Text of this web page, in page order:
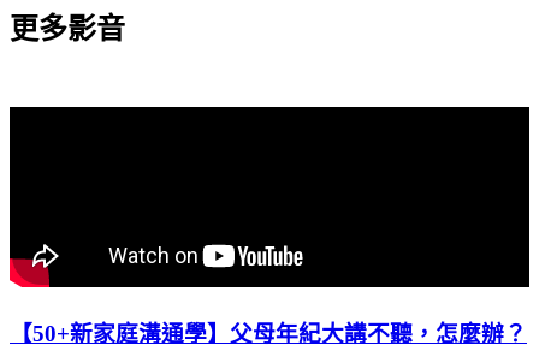
更多影音
【50+新家庭溝通學】父母年紀大講不聽，怎麼辦？